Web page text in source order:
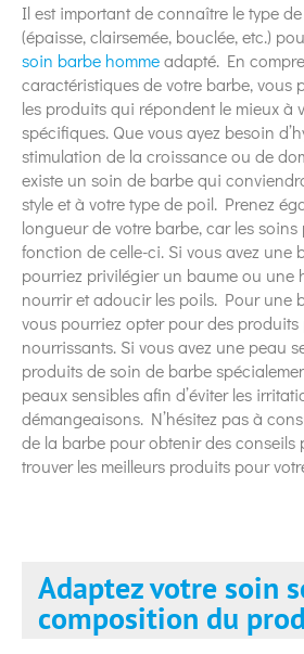
Il est important de connaître le type
(épaisse, clairsemée, bouclée, etc.)
soin barbe hommeadapté. En
caractéristiques de votre barbe, vous
les produits qui répondent le mieux à
spécifiques. Que vous ayez besoin
stimulation de la croissance ou de
existe un soin de barbe qui
style et à votre type de poil. Prenez
longueur de votre barbe, car les soins
fonction de celle-ci. Si vous avez une
pourriez privilégier un baume ou une
nourrir et adoucir les poils. Pour une
vous pourriez opter pour des produits
nourrissants. Si vous avez une peau
produits de soin de barbe
peaux sensibles afin d’éviter les
démangeaisons. N’hésitez pas à
de la barbe pour obtenir des conseils
trouver les meilleurs produits pour
Adaptez votre soin
composition du